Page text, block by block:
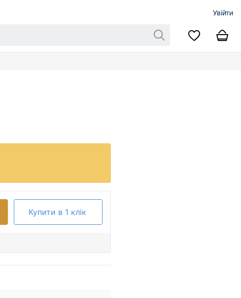
Увійти
Купити в 1 клік